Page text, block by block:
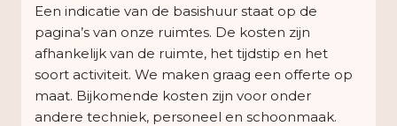
Een indicatie van de basishuur staat op de
pagina’s van onze ruimtes. De kosten zijn
afhankelijk van de ruimte, het tijdstip en het
soort activiteit. We maken graag een offerte op
maat. Bijkomende kosten zijn voor onder
andere techniek, personeel en schoonmaak.